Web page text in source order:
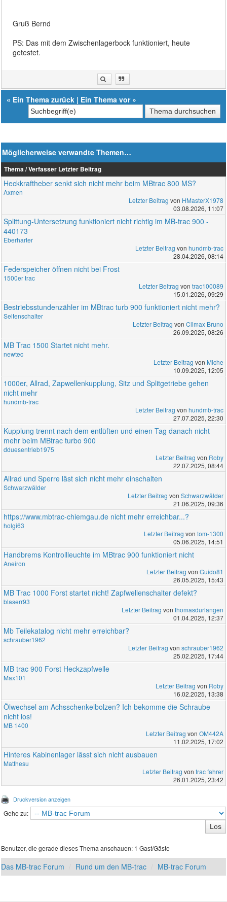
Gruß Bernd
PS: Das mit dem Zwischenlagerbock funktioniert, heute
getestet.
« Ein Thema zurück | Ein Thema vor»
Möglicherweise verwandte Themen…
Thema / Verfasser Letzter Beitrag
Heckkraftheber senkt sich nicht mehr beim MBtrac 800 MS?
Axmen
Letzter Beitrag von HMasterX1978
03.08.2026, 11:07
Splittung-Untersetzung funktioniert nicht richtig im MB-trac 900 -
440173
Eberharter
Letzter Beitrag von hundmb-trac
28.04.2026, 08:14
Federspeicher öffnen nicht bei Frost
1500er trac
Letzter Beitrag von trac100089
15.01.2026, 09:29
Bestriebsstundenzähler im MBtrac turb 900 funktioniert nicht mehr?
Seitenschalter
Letzter Beitrag von Climax Bruno
26.09.2025, 08:26
MB Trac 1500 Startet nicht mehr.
newtec
Letzter Beitrag von Miche
10.09.2025, 12:05
1000er, Allrad, Zapwellenkupplung, Sitz und Splitgetriebe gehen
nicht mehr
hundmb-trac
Letzter Beitrag von hundmb-trac
27.07.2025, 22:30
Kupplung trennt nach dem entlüften und einen Tag danach nicht
mehr beim MBtrac turbo 900
dduesentrieb1975
Letzter Beitrag von Roby
22.07.2025, 08:44
Allrad und Sperre läst sich nicht mehr einschalten
Schwarzwälder
Letzter Beitrag von Schwarzwälder
21.06.2025, 09:36
https://www.mbtrac-chiemgau.de nicht mehr erreichbar...?
holgi63
Letzter Beitrag von tom-1300
05.06.2025, 14:51
Handbrems Kontrollleuchte im MBtrac 900 funktioniert nicht
Aneiron
Letzter Beitrag von Guido81
26.05.2025, 15:43
MB Trac 1000 Forst startet nicht! Zapfwellenschalter defekt?
blaserr93
Letzter Beitrag von thomasdurlangen
01.04.2025, 12:37
Mb Teilekatalog nicht mehr erreichbar?
schrauber1962
Letzter Beitrag von schrauber1962
25.02.2025, 17:44
MB trac 900 Forst Heckzapfwelle
Max101
Letzter Beitrag von Roby
16.02.2025, 13:38
Ölwechsel am Achsschenkelbolzen? Ich bekomme die Schraube
nicht los!
MB 1400
Letzter Beitrag von OM442A
11.02.2025, 17:02
Hinteres Kabinenlager lässt sich nicht ausbauen
Matthesu
Letzter Beitrag von trac fahrer
26.01.2025, 23:42
Druckversion anzeigen
Gehe zu:
Benutzer, die gerade dieses Thema anschauen: 1 Gast/Gäste
Das MB-trac Forum Rund um den MB-trac MB-trac Forum